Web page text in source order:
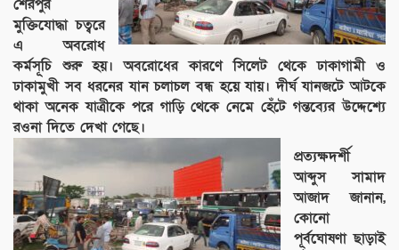
শেরপুর
মুক্তিযোদ্ধা চত্বরে
এ অবরোধ
কর্মসূচি শুরু হয়। অবরোধের কারণে সিলেট থেকে ঢাকাগামী ও
ঢাকামুখী সব ধরনের যান চলাচল বন্ধ হয়ে যায়। দীর্ঘ যানজটে আটকে
থাকা অনেক যাত্রীকে পরে গাড়ি থেকে নেমে হেঁটে গন্তব্যের উদ্দেশ্যে
রওনা দিতে দেখা গেছে।
প্রত্যক্ষদর্শী
আব্দুস সামাদ
আজাদ জানান,
কোনো
পূর্বঘোষণা ছাড়াই